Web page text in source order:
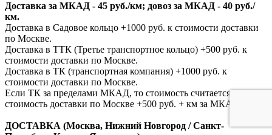
Доставка за МКАД - 45 руб./км; довоз за МКАД - 40 руб./
км.
Доставка в Садовое кольцо +1000 руб. к стоимости доставки
по Москве.
Доставка в ТТК (Третье транспортное кольцо) +500 руб. к
стоимости доставки по Москве.
Доставка в ТК (транспортная компания) +1000 руб. к
стоимости доставки по Москве.
Если ТК за пределами МКАД, то стоимость считается как
стоимость доставки по Москве +500 руб. + км за МКАД.
ДОСТАВКА (Москва, Нижний Новгород / Санкт-